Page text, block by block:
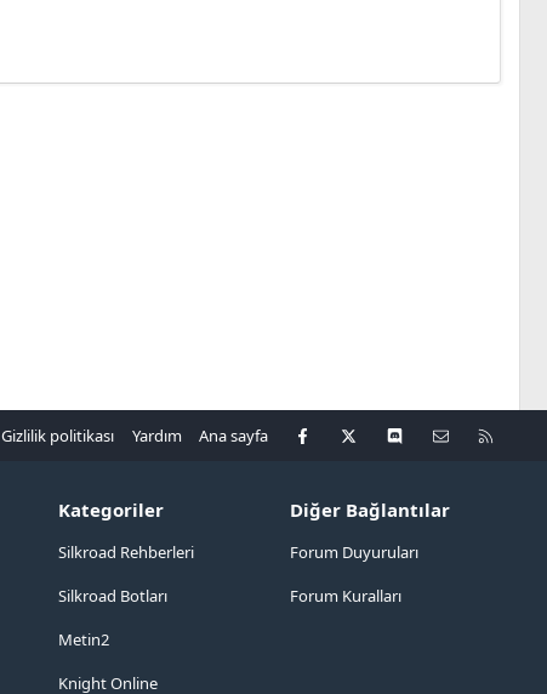
Gizlilik politikası Yardım Ana sayfa Facebook
X Discord Bize ulaşın
Kategoriler
Silkroad Rehberleri
Silkroad Botları
Metin2
Knight Online
Diğer Bağlantılar
Forum Duyuruları
Forum Kuralları